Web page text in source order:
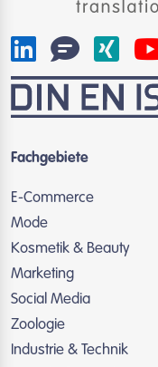
Fachgebiete
E-Commerce
Mode
Kosmetik & Beauty
Marketing
Social Media
Zoologie
Industrie & Technik